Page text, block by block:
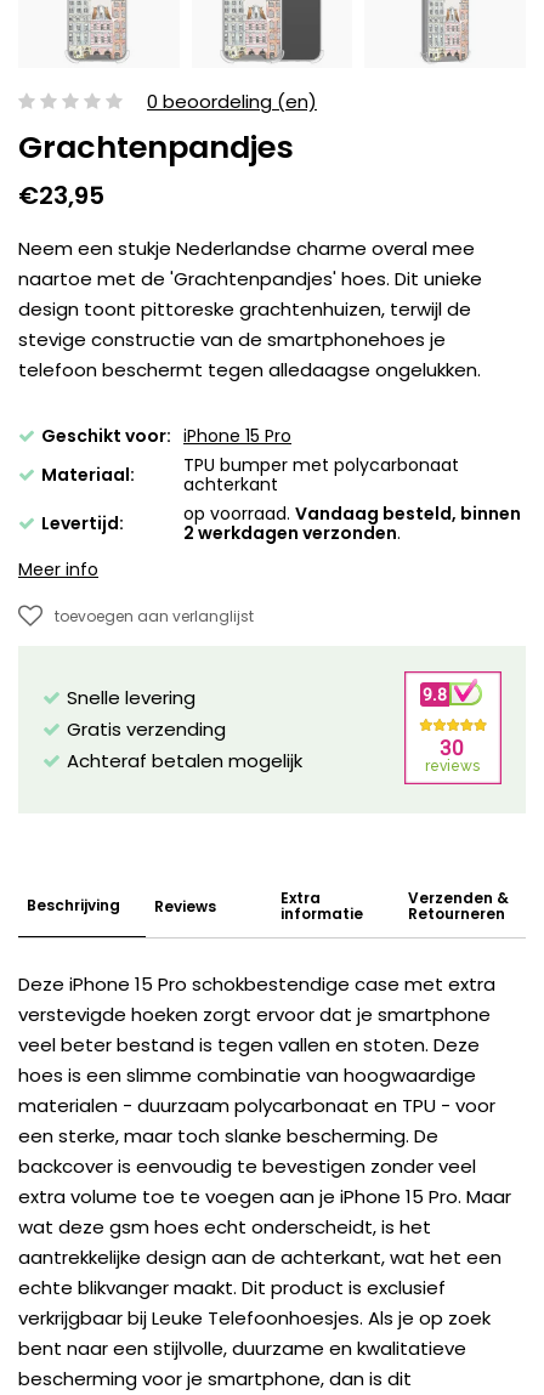
0 beoordeling (en)
Grachtenpandjes
€23,95
Neem een stukje Nederlandse charme overal mee
naartoe met de 'Grachtenpandjes' hoes. Dit unieke
design toont pittoreske grachtenhuizen, terwijl de
stevige constructie van de smartphonehoes je
telefoon beschermt tegen alledaagse ongelukken.
Geschikt voor: iPhone 15 Pro
Materiaal:
TPU bumper met polycarbonaat
achterkant
Levertijd:
op voorraad. Vandaag besteld, binnen
2 werkdagen verzonden.
Meer info
toevoegen aan verlanglijst
Snelle levering
Gratis verzending
Achteraf betalen mogelijk
Beschrijving Reviews Extra
informatie
Verzenden &
Retourneren
Deze iPhone 15 Pro schokbestendige case met extra
verstevigde hoeken zorgt ervoor dat je smartphone
veel beter bestand is tegen vallen en stoten. Deze
hoes is een slimme combinatie van hoogwaardige
materialen - duurzaam polycarbonaat en TPU - voor
een sterke, maar toch slanke bescherming. De
backcover is eenvoudig te bevestigen zonder veel
extra volume toe te voegen aan je iPhone 15 Pro. Maar
wat deze gsm hoes echt onderscheidt, is het
aantrekkelijke design aan de achterkant, wat het een
echte blikvanger maakt. Dit product is exclusief
verkrijgbaar bij Leuke Telefoonhoesjes. Als je op zoek
bent naar een stijlvolle, duurzame en kwalitatieve
bescherming voor je smartphone, dan is dit